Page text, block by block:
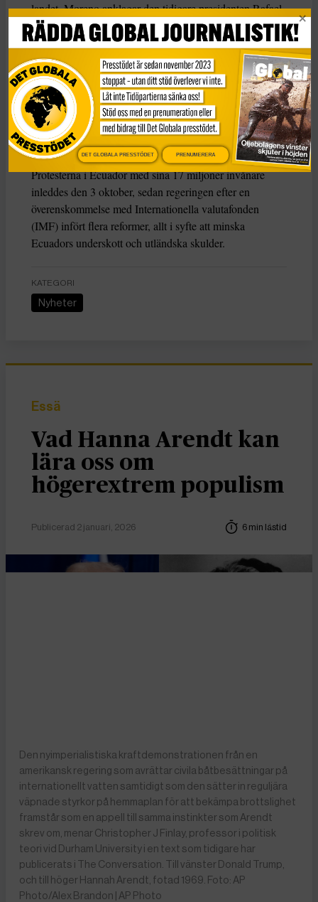
landet. Moreno anklagar den tidigare presidenten Rafael
Correa för att ligga bakom protesterna i ett försök att
störta presidenten i en statskupp. Correa påstås också få
stöd av Venezuelas kontroversielle ledare Nicolás
Maduro.
Latinamerikanska länder som Argentina och Brasilien
ser samtidigt Moreno som en politisk frände i kampen
mot Venezuelas ledare.
Protesterna i Ecuador med sina 17 miljoner invånare
inleddes den 3 oktober, sedan regeringen efter en
överenskommelse med Internationella valutafonden
(IMF) infört flera reformer, allt i syfte att minska
Ecuadors underskott och utländska skulder.
KATEGORI
Nyheter
Essä
Vad Hanna Arendt kan
lära oss om
högerextrem populism
Publicerad 2 januari, 2026 6 min lästid
Den nyimperialistiska kraftdemonstrationen från en
amerikansk regering som avrättar civila båtbesättningar på
internationellt vatten samtidigt som den sätter in reguljära
väpnade styrkor på hemmaplan för att bekämpa brottslighet
framstår som en appell till samma instinkter som Arendt
skrev om, menar Christopher J Finlay, professor i politisk
teori vid Durham University i en text som tidigare har
publicerats i The Conversation. Till vänster Donald Trump,
och till höger Hannah Arendt, fotad 1969. Foto: AP
Photo/Alex Brandon | AP Photo
DET GLOBALA PRESSTÖDET PRENUMERERA